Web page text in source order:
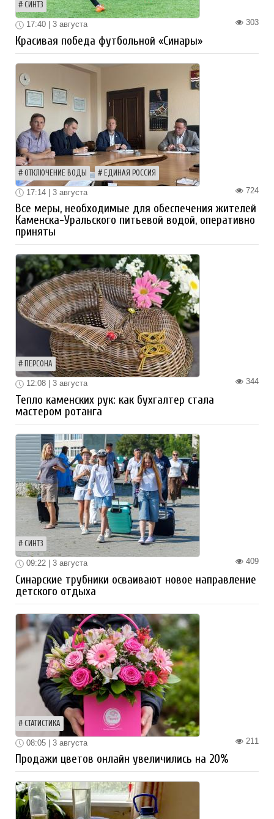
СИНТЗ
303
17:40 | 3 августа
Красивая победа футбольной «Синары»
ОТКЛЮЧЕНИЕ ВОДЫ ЕДИНАЯ РОССИЯ
724
17:14 | 3 августа
Все меры, необходимые для обеспечения жителей
Каменска-Уральского питьевой водой, оперативно
приняты
ПЕРСОНА
344
12:08 | 3 августа
Тепло каменских рук: как бухгалтер стала
мастером ротанга
СИНТЗ
409
09:22 | 3 августа
Синарские трубники осваивают новое направление
детского отдыха
СТАТИСТИКА
211
08:05 | 3 августа
Продажи цветов онлайн увеличились на 20%